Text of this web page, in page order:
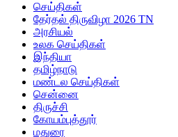
செய்திகள்
தேர்தல் திருவிழா 2026 TN
அரசியல்
உலக செய்திகள்
இந்தியா
தமிழ்நாடு
மண்டல செய்திகள்
சென்னை
திருச்சி
கோயம்புத்தூர்
மதுரை